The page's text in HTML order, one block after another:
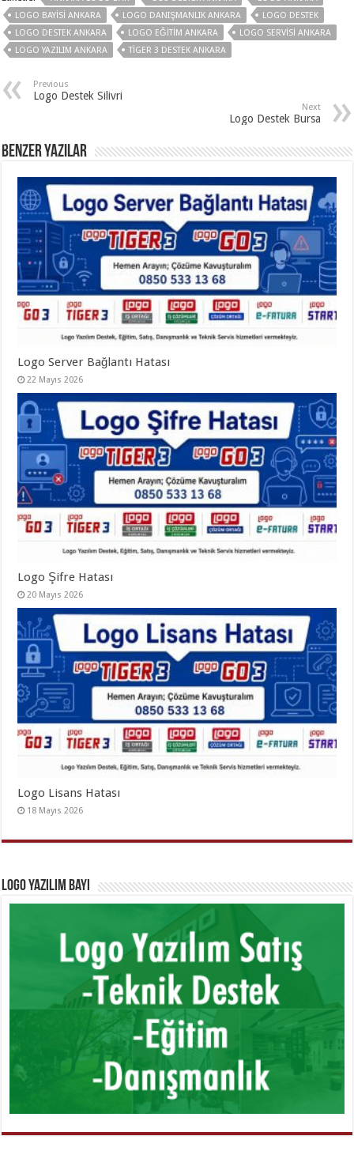
LOGO BAYISI ANKARA
LOGO DANIŞMANLIK ANKARA
LOGO DESTEK
LOGO DESTEK ANKARA
LOGO EĞITIM ANKARA
LOGO SERVISI ANKARA
LOGO YAZILIM ANKARA
TIGER 3 DESTEK ANKARA
Previous
Logo Destek Silivri
Next
Logo Destek Bursa
Benzer Yazılar
Logo Server Bağlantı Hatası
22 Mayıs 2026
Logo Şifre Hatası
20 Mayıs 2026
Logo Lisans Hatası
18 Mayıs 2026
Logo Yazılım Bayi